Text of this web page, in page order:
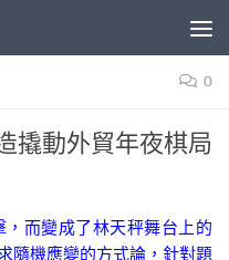
0
撬動外貿年夜棋局
而變成了林天秤舞台上的
隨機應變的方式論，針對題